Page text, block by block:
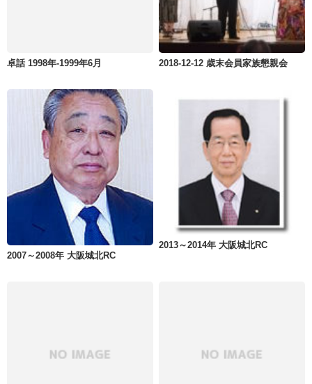
卓話 1998年-1999年6月 2018-12-12 歳末会員家族懇親会
2007～2008年 大阪城北RC
2013～2014年 大阪城北RC